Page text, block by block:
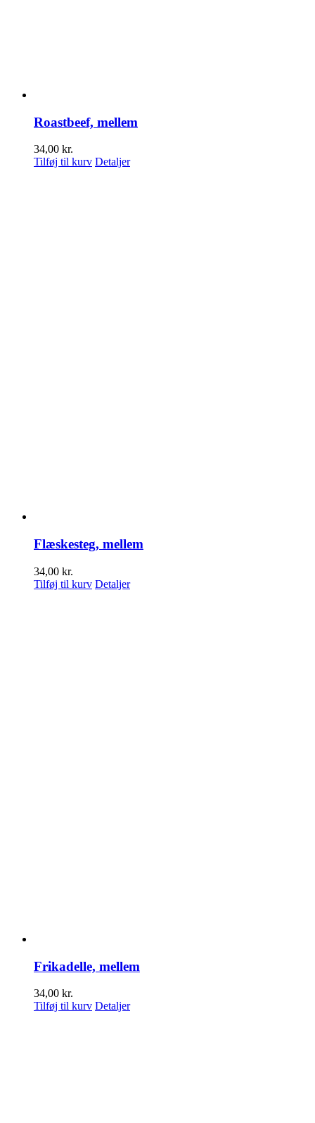
Roastbeef, mellem
34,00 kr.
Tilføj til kurv Detaljer
Flæskesteg, mellem
34,00 kr.
Tilføj til kurv Detaljer
Frikadelle, mellem
34,00 kr.
Tilføj til kurv Detaljer